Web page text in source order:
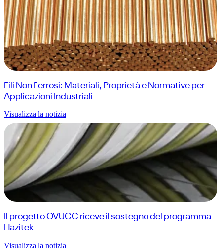
Fili Non Ferrosi: Materiali, Proprietà e Normative per
Applicazioni Industriali
Visualizza la notizia
Il progetto OVUCC riceve il sostegno del programma
Hazitek
Visualizza la notizia